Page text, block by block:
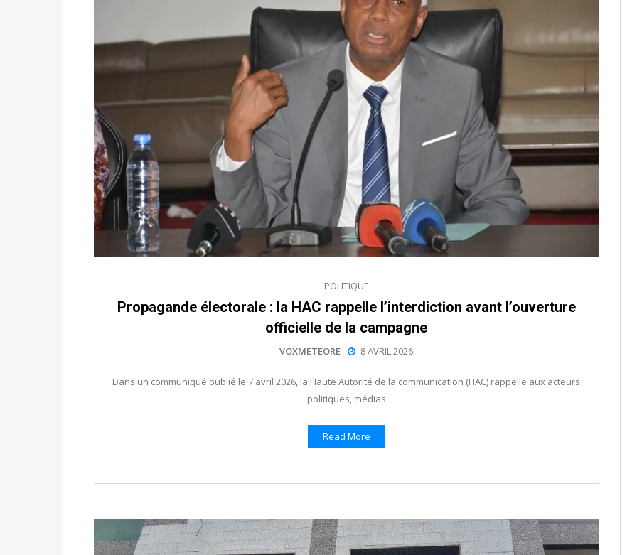
POLITIQUE
Propagande électorale : la HAC rappelle l’interdiction avant l’ouverture
officielle de la campagne
VOXMETEORE 8 AVRIL 2026
Dans un communiqué publié le 7 avril 2026, la Haute Autorité de la communication (HAC) rappelle aux acteurs
politiques, médias
Read More